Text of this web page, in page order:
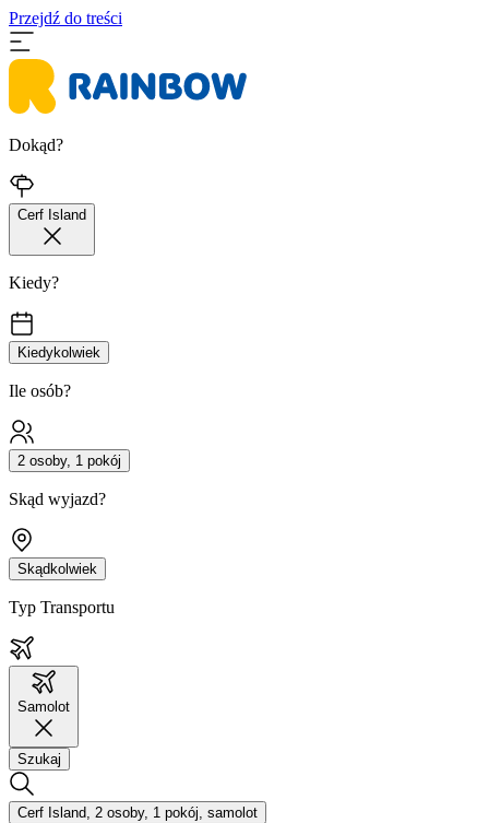
Przejdź do treści
Dokąd?
Cerf Island
Kiedy?
Kiedykolwiek
Ile osób?
2 osoby, 1 pokój
Skąd wyjazd?
Skądkolwiek
Typ Transportu
Samolot
Szukaj
Cerf Island, 2 osoby, 1 pokój, samolot